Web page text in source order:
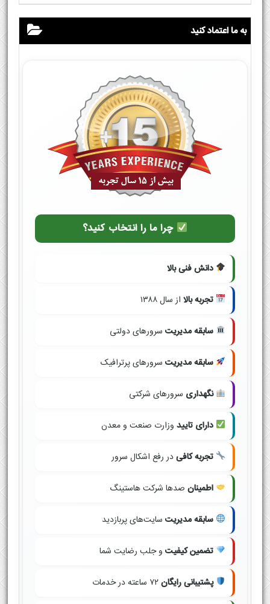
به ما اعتماد کنید
چرا ما را انتخاب کنید؟
دانش فنی بالا
تجربه بالا از سال ۱۳۸۸
سابقه مدیریت سرورهای دولتی
سابقه مدیریت سرورهای پرترافیک
نگهداری سرورهای شرکتی
دارای تایید وزارت صنعت و معدن
تجربه کافیدر رفع اشکال سرور
اطمینان صدها شرکت هاستینگ
سابقه مدیریت سایت‌های پربازدید
تضمین کیفیت و جلب رضایت شما
پشتیبانی رایگان۷۲ ساعته در خدمات